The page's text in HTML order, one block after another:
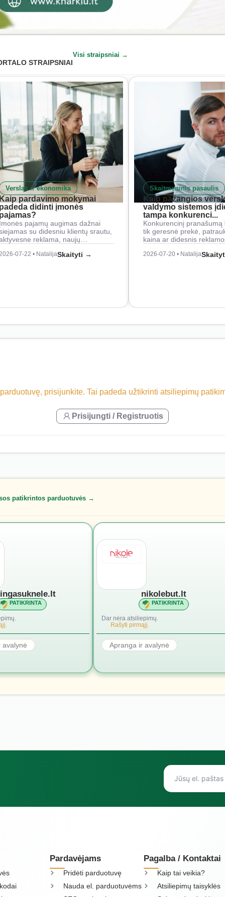
STRAIPSNIAI
Visi straipsniai →
Verslas ir ekonomika
pardavimo mokymai
didinti įmonės
pajamų augimas dažnai
su didesniu klientų srautu,
reklama, naujų…
07-22 • NatalijaSkaityti →
Skaitmeninis pasaulis
Kaip pažangios
valdymo sistemos
tampa konkurenci...
Konkurencinį pranašumą
tik geresnė prekė,
kaina ar didesnis
2026-07-20 • Natalija
prisijunkite. Tai padeda užtikrinti atsiliepimų
Prisijungti / Registruotis
patikrintos parduotuvės →
PATIKRINTA
avalynė
nikolebut.lt
PATIKRINTA
Dar nėra atsiliepimų.
Rašyti pirmąjį.
Apranga ir avalynė
Pardavėjams
Pridėti parduotuvę
Nauda el. parduotuvėms
Pagalba / Kontaktai
Kaip tai veikia?
Atsiliepimų taisyklės